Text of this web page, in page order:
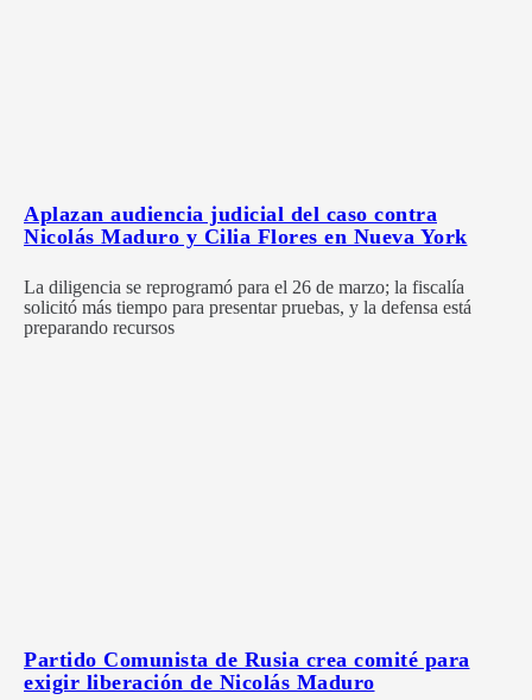
Aplazan audiencia judicial del caso contra
Nicolás Maduro y Cilia Flores en Nueva York
La diligencia se reprogramó para el 26 de marzo; la fiscalía
solicitó más tiempo para presentar pruebas, y la defensa está
preparando recursos
Partido Comunista de Rusia crea comité para
exigir liberación de Nicolás Maduro